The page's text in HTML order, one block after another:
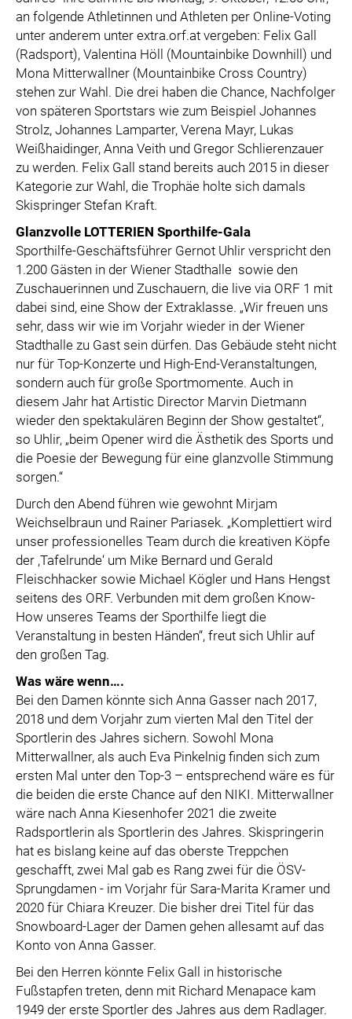
an folgende Athletinnen und Athleten per Online-Voting
unter anderem unter extra.orf.at vergeben: Felix Gall
(Radsport), Valentina Höll (Mountainbike Downhill) und
Mona Mitterwallner (Mountainbike Cross Country)
stehen zur Wahl. Die drei haben die Chance, Nachfolger
von späteren Sportstars wie zum Beispiel Johannes
Strolz, Johannes Lamparter, Verena Mayr, Lukas
Weißhaidinger, Anna Veith und Gregor Schlierenzauer
zu werden. Felix Gall stand bereits auch 2015 in dieser
Kategorie zur Wahl, die Trophäe holte sich damals
Skispringer Stefan Kraft.
Glanzvolle LOTTERIEN Sporthilfe-Gala
Sporthilfe-Geschäftsführer Gernot Uhlir verspricht den
1.200 Gästen in der Wiener Stadthalle sowie den
Zuschauerinnen und Zuschauern, die live via ORF 1 mit
dabei sind, eine Show der Extraklasse. „Wir freuen uns
sehr, dass wir wie im Vorjahr wieder in der Wiener
Stadthalle zu Gast sein dürfen. Das Gebäude steht nicht
nur für Top-Konzerte und High-End-Veranstaltungen,
sondern auch für große Sportmomente. Auch in
diesem Jahr hat Artistic Director Marvin Dietmann
wieder den spektakulären Beginn der Show gestaltet“,
so Uhlir, „beim Opener wird die Ästhetik des Sports und
die Poesie der Bewegung für eine glanzvolle Stimmung
sorgen.“
Durch den Abend führen wie gewohnt Mirjam
Weichselbraun und Rainer Pariasek. „Komplettiert wird
unser professionelles Team durch die kreativen Köpfe
der ,Tafelrunde‘ um Mike Bernard und Gerald
Fleischhacker sowie Michael Kögler und Hans Hengst
seitens des ORF. Verbunden mit dem großen Know-
How unseres Teams der Sporthilfe liegt die
Veranstaltung in besten Händen“, freut sich Uhlir auf
den großen Tag.
Was wäre wenn….
Bei den Damen könnte sich Anna Gasser nach 2017,
2018 und dem Vorjahr zum vierten Mal den Titel der
Sportlerin des Jahres sichern. Sowohl Mona
Mitterwallner, als auch Eva Pinkelnig finden sich zum
ersten Mal unter den Top-3 – entsprechend wäre es für
die beiden die erste Chance auf den NIKI. Mitterwallner
wäre nach Anna Kiesenhofer 2021 die zweite
Radsportlerin als Sportlerin des Jahres. Skispringerin
hat es bislang keine auf das oberste Treppchen
geschafft, zwei Mal gab es Rang zwei für die ÖSV-
Sprungdamen - im Vorjahr für Sara-Marita Kramer und
2020 für Chiara Kreuzer. Die bisher drei Titel für das
Snowboard-Lager der Damen gehen allesamt auf das
Konto von Anna Gasser.
Bei den Herren könnte Felix Gall in historische
Fußstapfen treten, denn mit Richard Menapace kam
1949 der erste Sportler des Jahres aus dem Radlager.